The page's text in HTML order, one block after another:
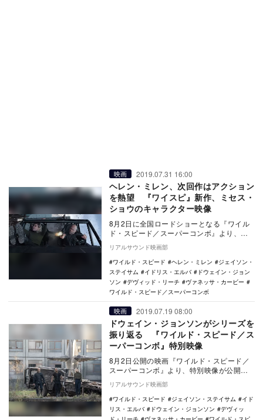
映画 2019.07.31 16:00
ヘレン・ミレン、次回作はアクション
を熱望 『ワイスピ』新作、ミセス・
ショウのキャラクター映像
8月2日に全国ロードショーとなる『ワイル
ド・スピード／スーパーコンボ』より、ヘ
レン・ミレン演じるミセス・ショウのキャ
ラクター映像…
リアルサウンド映画部
ワイルド・スピード
ヘレン・ミレン
ジェイソン・
ステイサム
イドリス・エルバ
ドウェイン・ジョン
ソン
デヴィッド・リーチ
ヴァネッサ・カービー
ワイルド・スピード／スーパーコンボ
映画 2019.07.19 08:00
ドウェイン・ジョンソンがシリーズを
振り返る 『ワイルド・スピード／ス
ーパーコンボ』特別映像
8月2日公開の映画『ワイルド・スピード／
スーパーコンボ』より、特別映像が公開さ
れた。 本作は、全世界累計興収5000億円
を突…
リアルサウンド映画部
ワイルド・スピード
ジェイソン・ステイサム
イド
リス・エルバ
ドウェイン・ジョンソン
デヴィッ